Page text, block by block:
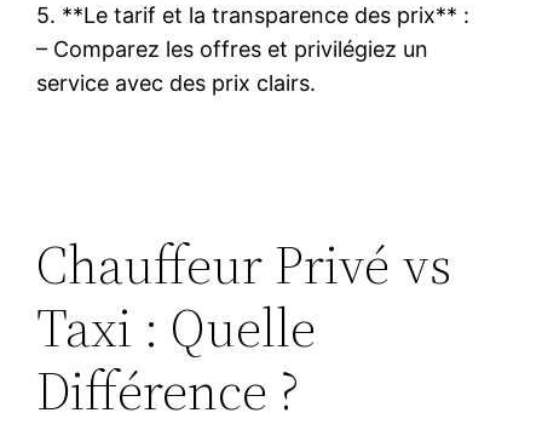
5. **Le tarif et la transparence des prix** :
– Comparez les offres et privilégiez un
service avec des prix clairs.
Chauffeur Privé vs
Taxi : Quelle
Différence ?